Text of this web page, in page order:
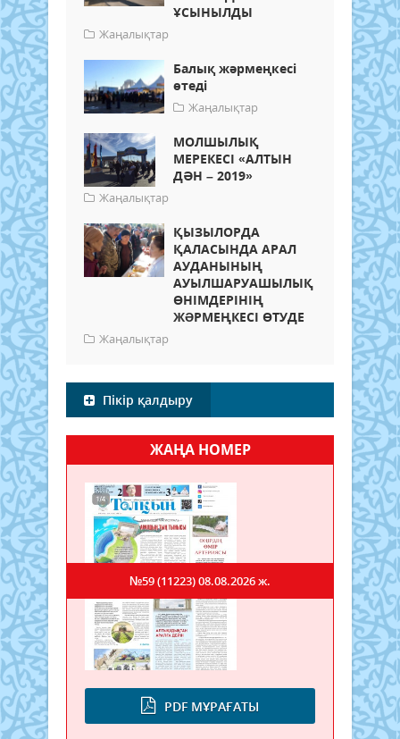
ҰСЫНЫЛДЫ
Жаңалықтар
Балық жәрмеңкесі
өтеді
Жаңалықтар
МОЛШЫЛЫҚ
МЕРЕКЕСІ «АЛТЫН
ДӘН – 2019»
Жаңалықтар
ҚЫЗЫЛОРДА
ҚАЛАСЫНДА АРАЛ
АУДАНЫНЫҢ
АУЫЛШАРУАШЫЛЫҚ
ӨНІМДЕРІНІҢ
ЖƏРМЕҢКЕСІ ӨТУДЕ
Жаңалықтар
Пікір қалдыру
ЖАҢА НОМЕР
PDF МҰРАҒАТЫ
№59 (11223)08.08.2026 ж.